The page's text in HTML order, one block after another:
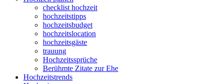
checklist hochzeit
hochzeitstipps
hochzeitsbudget
hochzeitslocation
hochzeitsgäste
trauung
Hochzeitssprüche
Berühmte Zitate zur Ehe
Hochzeitstrends